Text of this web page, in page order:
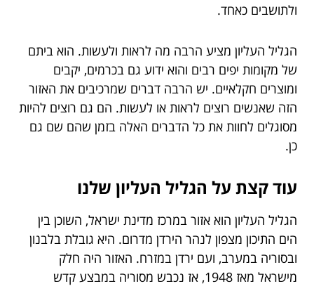
ולתושבים כאחד.
הגליל העליון מציע הרבה מה לראות ולעשות. הוא ביתם
של מקומות יפים רבים והוא ידוע גם בכרמים, יקבים
ומוצרים חקלאיים. יש הרבה דברים שמרכיבים את האזור
הזה שאנשים רוצים לראות או לעשות. הם גם רוצים להיות
מסוגלים לחוות את כל הדברים האלה בזמן שהם שם גם
כן.
עוד קצת על הגליל העליון שלנו
הגליל העליון הוא אזור במרכז מדינת ישראל, השוכן בין
הים התיכון מצפון לנהר הירדן מדרום. היא גובלת בלבנון
ובסוריה במערב, ועם ירדן במזרח. האזור היה חלק
מישראל מאז 1948, אז נכבש מסוריה במבצע קדש